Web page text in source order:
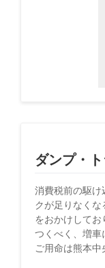
ダンプ・
消費税前の駆け
クが足りなく
をおかけして
つくべく、増車
ご用命は熊本中